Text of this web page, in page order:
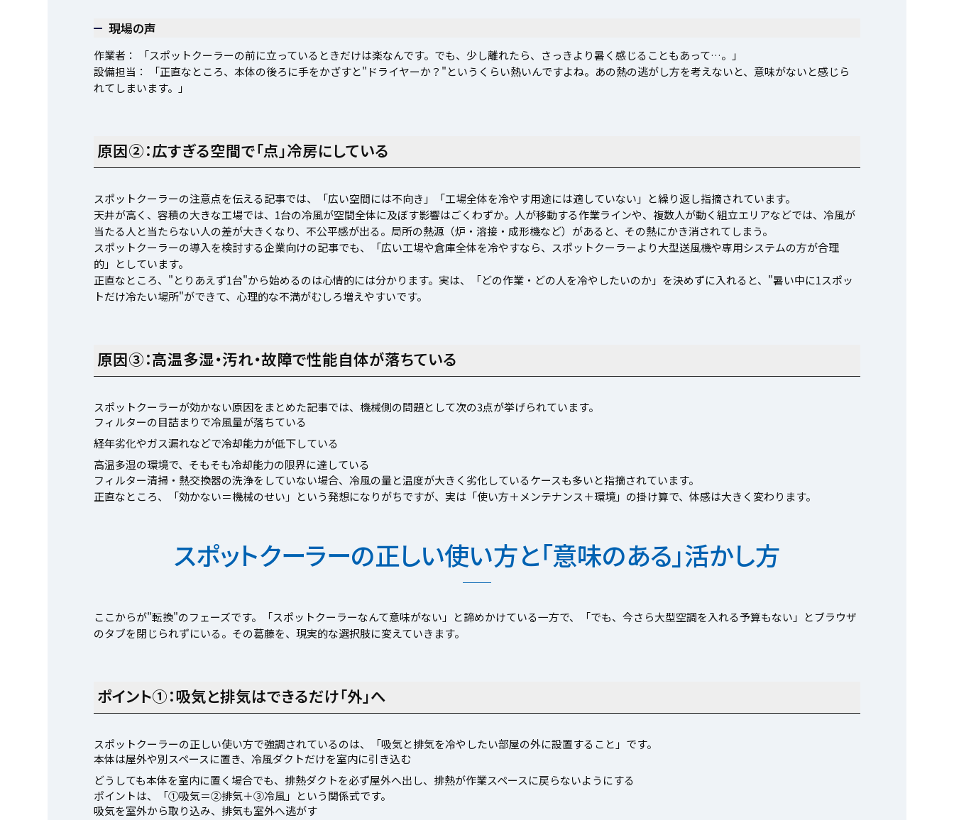
現場の声
作業者： 「スポットクーラーの前に立っているときだけは楽なんです。でも、少し離れたら、さっきより暑く感じることもあって…。」
設備担当： 「正直なところ、本体の後ろに手をかざすと"ドライヤーか？"というくらい熱いんですよね。あの熱の逃がし方を考えないと、意味がないと感じら
れてしまいます。」
原因②：広すぎる空間で「点」冷房にしている
スポットクーラーの注意点を伝える記事では、「広い空間には不向き」「工場全体を冷やす用途には適していない」と繰り返し指摘されています。
天井が高く、容積の大きな工場では、1台の冷風が空間全体に及ぼす影響はごくわずか。人が移動する作業ラインや、複数人が動く組立エリアなどでは、冷風が
当たる人と当たらない人の差が大きくなり、不公平感が出る。局所の熱源（炉・溶接・成形機など）があると、その熱にかき消されてしまう。
スポットクーラーの導入を検討する企業向けの記事でも、「広い工場や倉庫全体を冷やすなら、スポットクーラーより大型送風機や専用システムの方が合理
的」としています。
正直なところ、"とりあえず1台"から始めるのは心情的には分かります。実は、「どの作業・どの人を冷やしたいのか」を決めずに入れると、"暑い中に1スポッ
トだけ冷たい場所"ができて、心理的な不満がむしろ増えやすいです。
原因③：高温多湿・汚れ・故障で性能自体が落ちている
スポットクーラーが効かない原因をまとめた記事では、機械側の問題として次の3点が挙げられています。
フィルターの目詰まりで冷風量が落ちている
経年劣化やガス漏れなどで冷却能力が低下している
高温多湿の環境で、そもそも冷却能力の限界に達している
フィルター清掃・熱交換器の洗浄をしていない場合、冷風の量と温度が大きく劣化しているケースも多いと指摘されています。
正直なところ、「効かない＝機械のせい」という発想になりがちですが、実は「使い方＋メンテナンス＋環境」の掛け算で、体感は大きく変わります。
スポットクーラーの正しい使い方と「意味のある」活かし方
ここからが"転換"のフェーズです。「スポットクーラーなんて意味がない」と諦めかけている一方で、「でも、今さら大型空調を入れる予算もない」とブラウザ
のタブを閉じられずにいる。その葛藤を、現実的な選択肢に変えていきます。
ポイント①：吸気と排気はできるだけ「外」へ
スポットクーラーの正しい使い方で強調されているのは、「吸気と排気を冷やしたい部屋の外に設置すること」です。
本体は屋外や別スペースに置き、冷風ダクトだけを室内に引き込む
どうしても本体を室内に置く場合でも、排熱ダクトを必ず屋外へ出し、排熱が作業スペースに戻らないようにする
ポイントは、「①吸気＝②排気＋③冷風」という関係式です。
吸気を室外から取り込み、排気も室外へ逃がす